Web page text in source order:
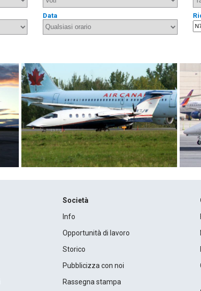
Data
Società
Info
Opportunità di lavoro
Storico
Pubblicizza con noi
Rassegna stampa